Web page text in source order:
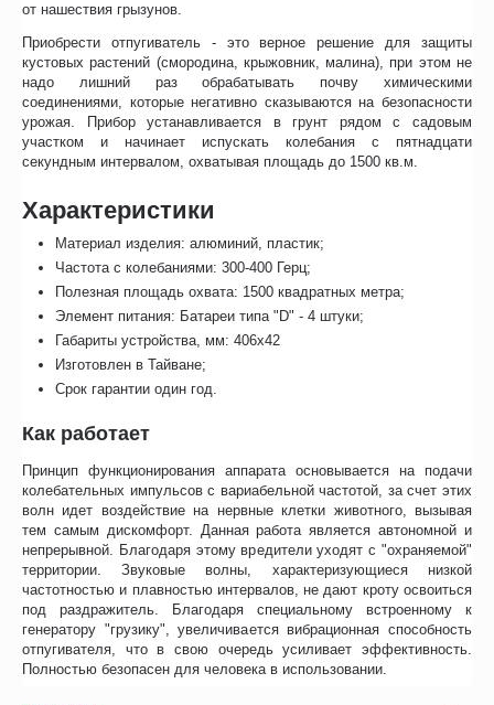
от нашествия грызунов.
Приобрести отпугиватель - это верное решение для защиты
кустовых растений (смородина, крыжовник, малина), при этом не
надо лишний раз обрабатывать почву химическими
соединениями, которые негативно сказываются на безопасности
урожая. Прибор устанавливается в грунт рядом с садовым
участком и начинает испускать колебания с пятнадцати
секундным интервалом, охватывая площадь до 1500 кв.м.
Характеристики
Материал изделия: алюминий, пластик;
Частота с колебаниями: 300-400 Герц;
Полезная площадь охвата: 1500 квадратных метра;
Элемент питания: Батареи типа "D" - 4 штуки;
Габариты устройства, мм: 406x42
Изготовлен в Тайване;
Срок гарантии один год.
Как работает
Принцип функционирования аппарата основывается на подачи
колебательных импульсов с вариабельной частотой, за счет этих
волн идет воздействие на нервные клетки животного, вызывая
тем самым дискомфорт. Данная работа является автономной и
непрерывной. Благодаря этому вредители уходят с "охраняемой"
территории. Звуковые волны, характеризующиеся низкой
частотностью и плавностью интервалов, не дают кроту освоиться
под раздражитель. Благодаря специальному встроенному к
генератору "грузику", увеличивается вибрационная способность
отпугивателя, что в свою очередь усиливает эффективность.
Полностью безопасен для человека в использовании.